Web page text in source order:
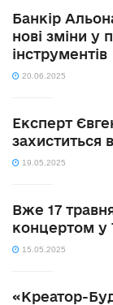
Банкір
нові зміни у
інструментів
20.06.2025
Експерт
захиститься
19.05.2025
Вже 17
концертом у
15.05.2025
«Креатор-